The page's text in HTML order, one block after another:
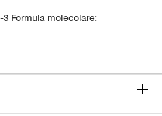
Formula molecolare: